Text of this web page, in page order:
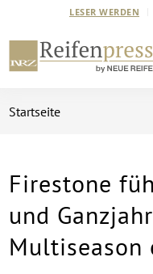
LESER WERDEN
Startseite
Firestone
und
Multiseason
sagt: